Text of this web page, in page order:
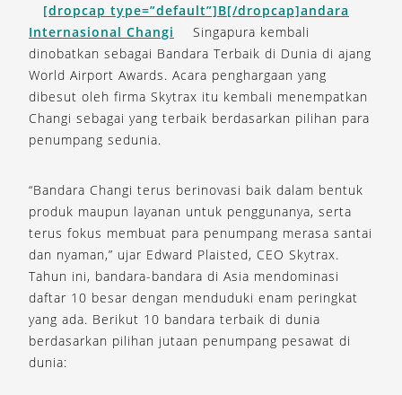
[dropcap type=”default”]B[/dropcap]andara
Internasional Changi
Singapura kembali
dinobatkan sebagai Bandara Terbaik di Dunia di ajang
World Airport Awards. Acara penghargaan yang
dibesut oleh firma Skytrax itu kembali menempatkan
Changi sebagai yang terbaik berdasarkan pilihan para
penumpang sedunia.
“Bandara Changi terus berinovasi baik dalam bentuk
produk maupun layanan untuk penggunanya, serta
terus fokus membuat para penumpang merasa santai
dan nyaman,” ujar Edward Plaisted, CEO Skytrax.
Tahun ini, bandara-bandara di Asia mendominasi
daftar 10 besar dengan menduduki enam peringkat
yang ada. Berikut 10 bandara terbaik di dunia
berdasarkan pilihan jutaan penumpang pesawat di
dunia: